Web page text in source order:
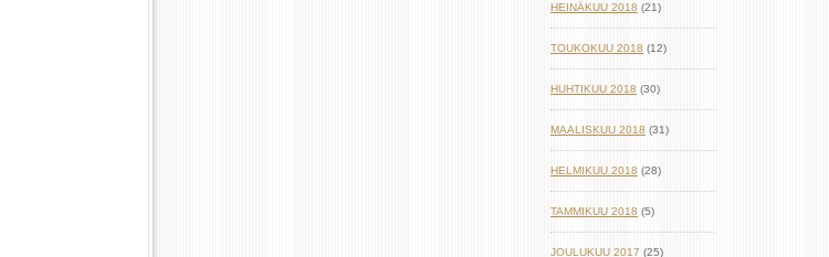
HEINÄKUU 2018 (21)
TOUKOKUU 2018 (12)
HUHTIKUU 2018 (30)
MAALISKUU 2018 (31)
HELMIKUU 2018 (28)
TAMMIKUU 2018 (5)
JOULUKUU 2017 (25)